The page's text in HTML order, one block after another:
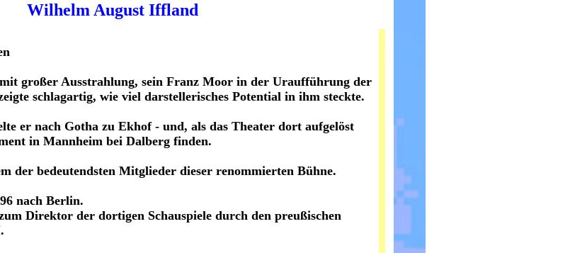
Wilhelm August Iffland
großer Ausstrahlung, sein Franz Moor in der Uraufführung der
schlagartig, wie viel darstellerisches Potential in ihm steckte.
er nach Gotha zu Ekhof - und, als das Theater dort aufgelöst
in Mannheim bei Dalberg finden.
der bedeutendsten Mitglieder dieser renommierten Bühne.
nach Berlin.
Direktor der dortigen Schauspiele durch den preußischen